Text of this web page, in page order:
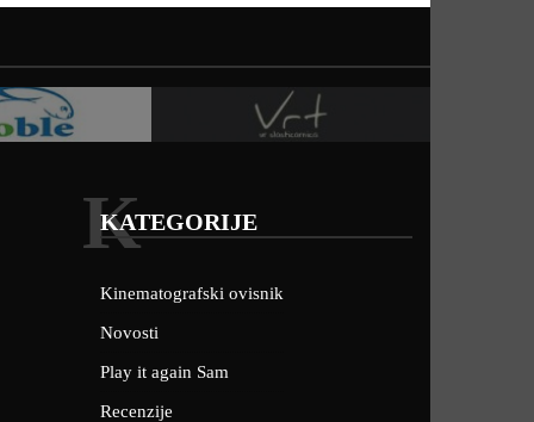
KATEGORIJE
K
Kinematografski ovisnik
Novosti
Play it again Sam
Recenzije